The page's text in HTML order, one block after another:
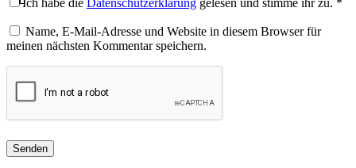
Ich habe die Datenschutzerklärung gelesen und stimme ihr zu. *
Name, E-Mail-Adresse und Website in diesem Browser für
meinen nächsten Kommentar speichern.